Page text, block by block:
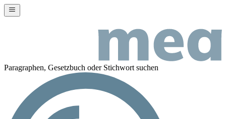
Paragraphen, Gesetzbuch oder Stichwort suchen